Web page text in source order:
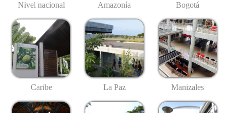
Nivel nacional Amazonía Bogotá
Caribe La Paz Manizales